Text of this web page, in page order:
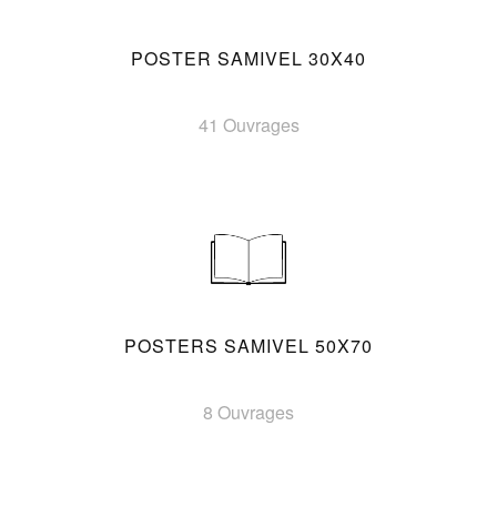
POSTER SAMIVEL 30X40
41 Ouvrages
POSTERS SAMIVEL 50X70
8 Ouvrages